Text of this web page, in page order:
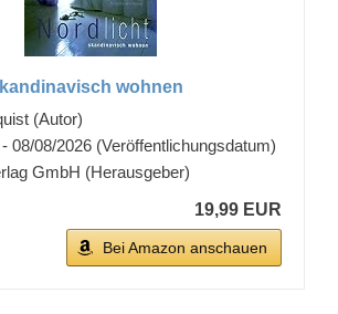
wohnen
(Autor)
08/08/2026 (Veröffentlichungsdatum)
GmbH (Herausgeber)
19,99 EUR
Bei Amazon anschauen